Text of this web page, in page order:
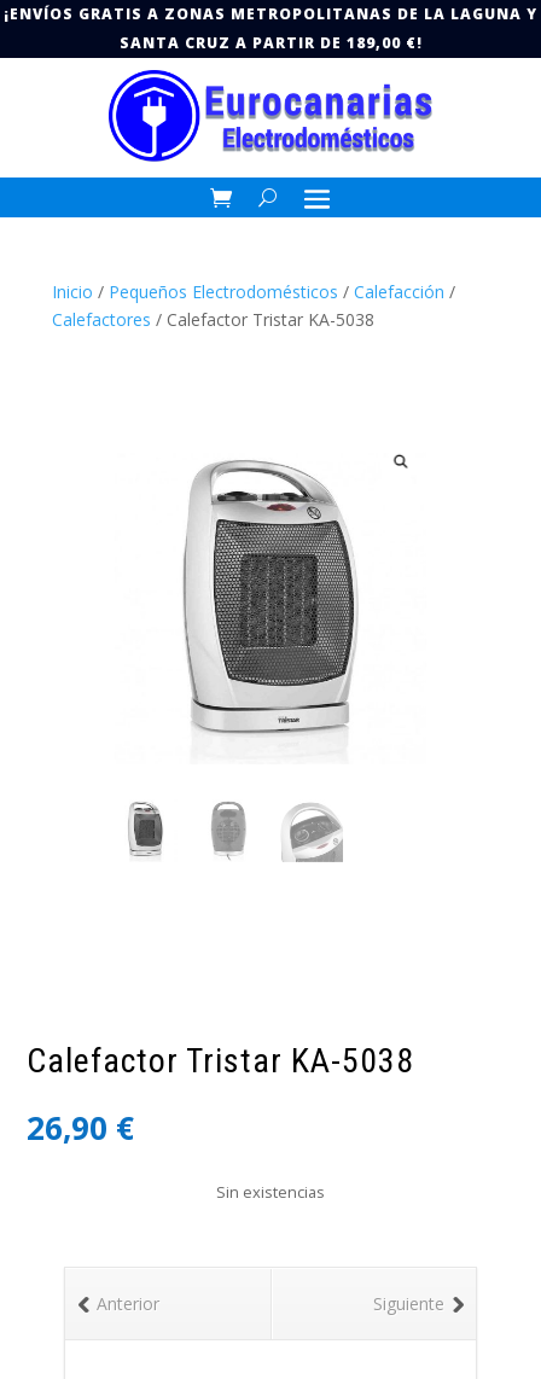
¡ENVÍOS GRATIS A ZONAS METROPOLITANAS DE LA LAGUNA Y
SANTA CRUZ A PARTIR DE 189,00 €!
Inicio / Pequeños Electrodomésticos / Calefacción /
Calefactores / Calefactor Tristar KA-5038
Calefactor Tristar KA-5038
26,90 €
Sin existencias
Siguiente
Anterior